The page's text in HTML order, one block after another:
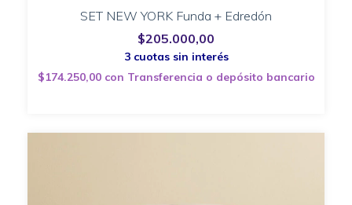
SET NEW YORK Funda + Edredón
$205.000,00
$174.250,00 con Transferencia o depósito bancario